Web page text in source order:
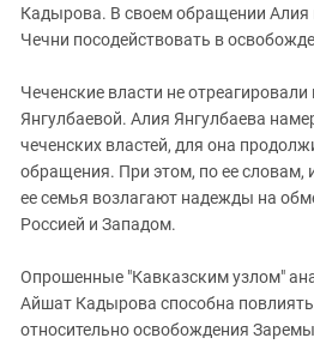
Кадырова. В своем обращении Алия
Чечни посодействовать в
Чеченские власти не
Янгулбаевой. Алия Янгулбаева
чеченских властей, для она
обращения. При этом, по ее словам,
ее семья возлагают надежды на
Россией и Западом.
Опрошенные "Кавказским узлом"
Айшат Кадырова способна
относительно освобождения